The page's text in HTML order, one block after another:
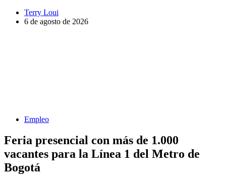
Terry Loui
6 de agosto de 2026
Empleo
Feria presencial con más de 1.000
vacantes para la Línea 1 del Metro de
Bogotá